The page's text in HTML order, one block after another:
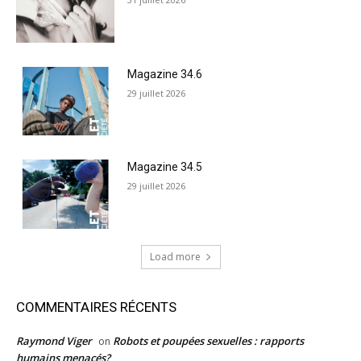
Magazine 34.6
29 juillet 2026
Magazine 34.5
29 juillet 2026
Load more
COMMENTAIRES RÉCENTS
Raymond Viger on Robots et poupées sexuelles : rapports
humains menacés?